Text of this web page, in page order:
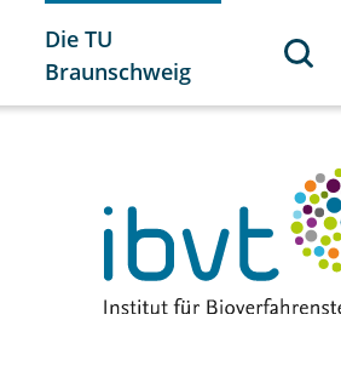
Die TU
Braunschweig